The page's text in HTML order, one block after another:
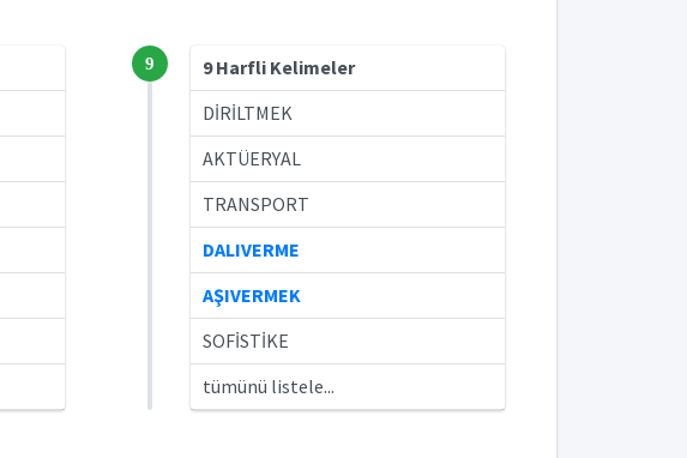
9
9 Harfli Kelimeler
DİRİLTMEK
AKTÜERYAL
TRANSPORT
DALIVERME
AŞIVERMEK
SOFİSTİKE
tümünü listele...